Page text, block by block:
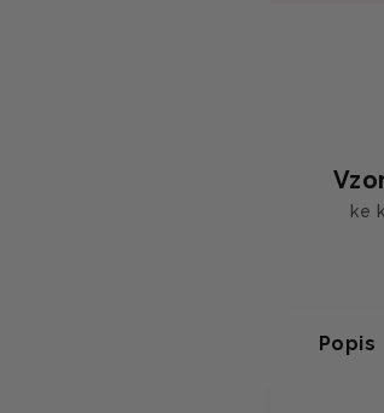
ke
Popis